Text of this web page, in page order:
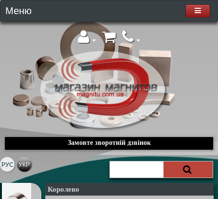
Меню
Замовте зворотній дзвінок
РУС УКР
Королево